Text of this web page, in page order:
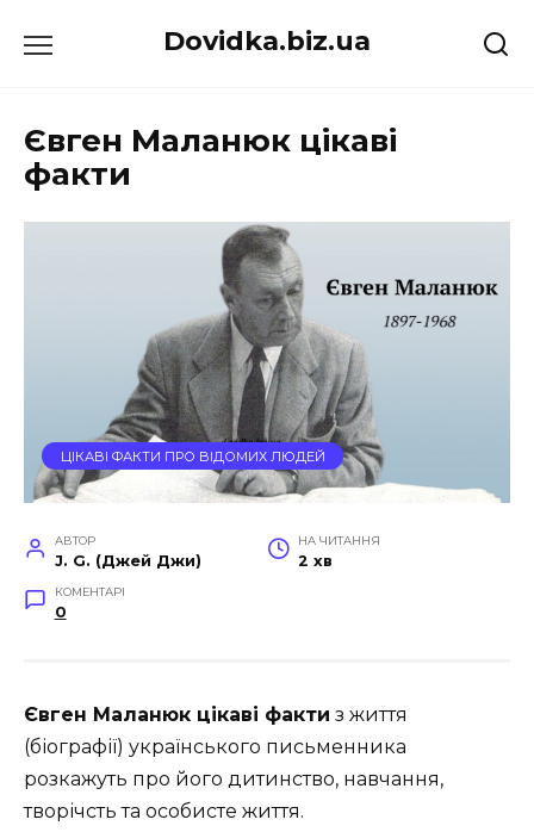
до
Dovidka.biz.ua
Євген Маланюк цікаві
факти
ЦІКАВІ ФАКТИ ПРО ВІДОМИХ ЛЮДЕЙ
АВТОР
J. G. (Джей Джи)
НА ЧИТАННЯ
2 хв
КОМЕНТАРІ
0
Євген Маланюк цікаві факти з життя
(біографії) українського письменника
розкажуть про його дитинство, навчання,
творічсть та особисте життя.